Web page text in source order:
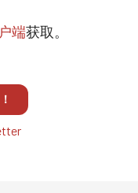
端获取。